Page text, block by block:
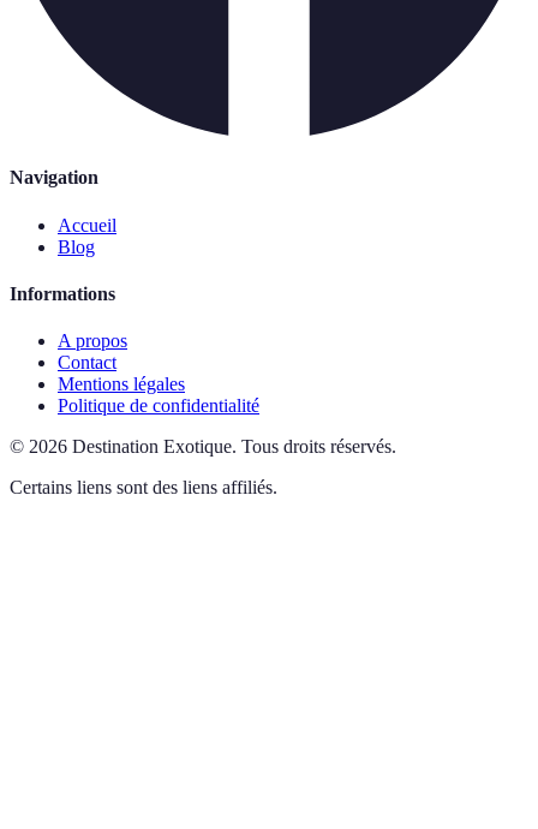
Navigation
Accueil
Blog
Informations
A propos
Contact
Mentions légales
Politique de confidentialité
© 2026 Destination Exotique. Tous droits réservés.
Certains liens sont des liens affiliés.